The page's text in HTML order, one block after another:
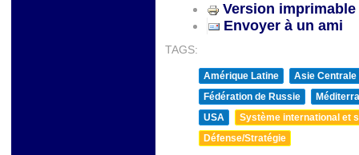
Version imprimable
Envoyer à un ami
TAGS:
Amérique Latine
Asie Centrale
Fédération de Russie
USA
Système international et
Défense/Stratégie